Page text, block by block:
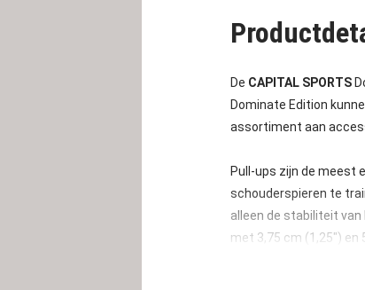
De CAPITAL SPORTS
Dominate Edition
assortiment aan
Pull-ups zijn de meest
schouderspieren te
alleen de stabiliteit
met 3,75 cm (1,25") en
De uiterst robuuste